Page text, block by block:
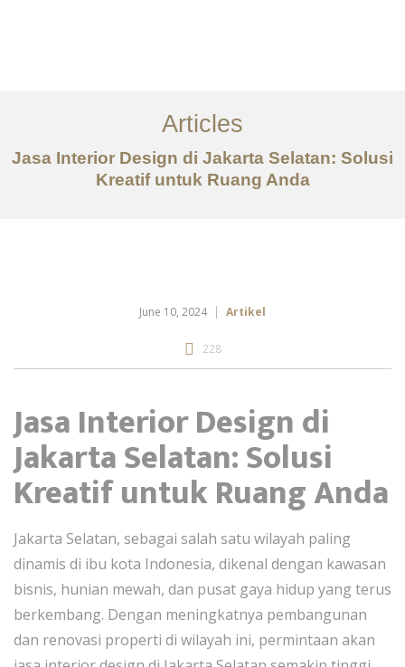
Tentang
Layanan
Artikel
Articles
Jasa Interior Design di Jakarta Selatan: Solusi
Kreatif untuk Ruang Anda
June 10, 2024 Artikel
228
Jasa Interior Design di
Jakarta Selatan: Solusi
Kreatif untuk Ruang Anda
Jakarta Selatan, sebagai salah satu wilayah paling
dinamis di ibu kota Indonesia, dikenal dengan kawasan
bisnis, hunian mewah, dan pusat gaya hidup yang terus
berkembang. Dengan meningkatnya pembangunan
dan renovasi properti di wilayah ini, permintaan akan